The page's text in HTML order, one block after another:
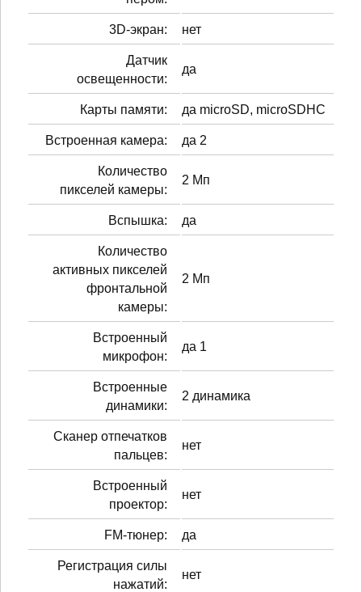
3D-экран: нет
Датчик
освещенности:
да
Карты памяти: да microSD, microSDHC
Встроенная камера: да 2
Количество
пикселей камеры:
2 Мп
Вспышка: да
Количество
активных пикселей
фронтальной
камеры:
2 Мп
Встроенный
микрофон:
да 1
Встроенные
динамики:
2 динамика
Сканер отпечатков
пальцев:
нет
Встроенный
проектор:
нет
FM-тюнер: да
Регистрация силы
нажатий:
нет